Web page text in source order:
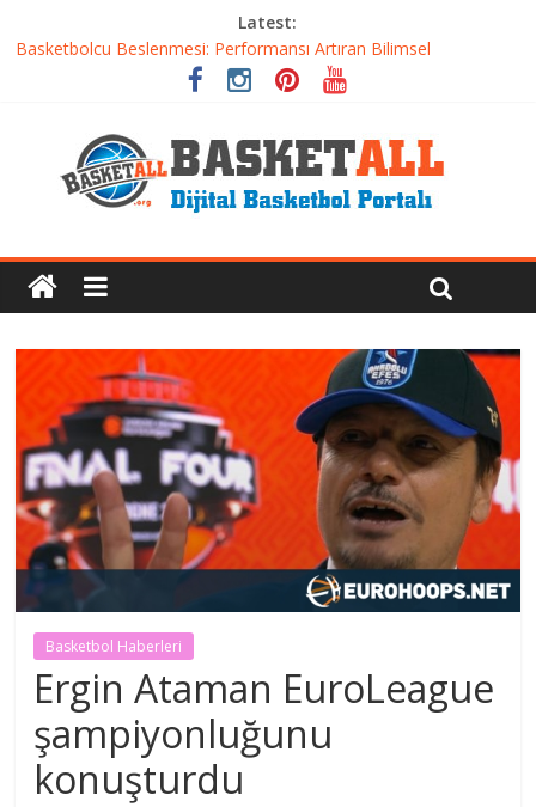
Latest:
Etkili Basketbol Antrenmanı Nasıl Olmalı
Basketbolcu Beslenmesi: Performansı Artıran Bilimsel
Iverson’dan Kyrie’e: Top Sürme Sanatının Dramatik Evrimi
Dünyanın En İyi Basketbol Takımı: Gerçek Şampiyon Kim?
Basketbol Haberleri
Ergin Ataman EuroLeague
şampiyonluğunu
konuşturdu